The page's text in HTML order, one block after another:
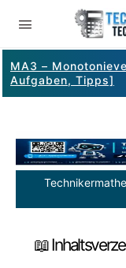
MA3 –
Aufgaben, Tipps]
📖